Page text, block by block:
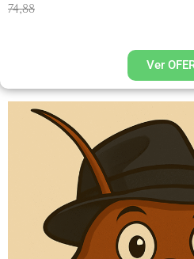
74,88
Ver